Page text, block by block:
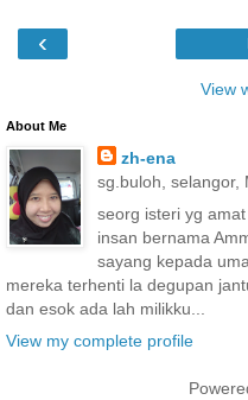
‹
View
About Me
zh-ena
sg.buloh, selangor,
seorg isteri yg
insan bernama
sayang kepada
mereka terhenti la degupan
dan esok ada lah milikku...
View my complete profile